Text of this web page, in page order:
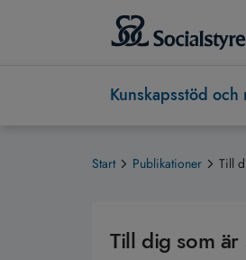
Kunskapsstöd
Start Publikationer Till
Till dig som